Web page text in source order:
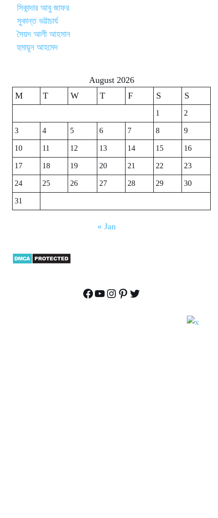
সিকান্দার আবু জাফর
সুকান্ত ভট্টাচার্য
সৈয়দ আলী আহসান
হুমায়ূন আহমেদ
August 2026
M
T W T F S S
1
2
3
4 5 6 7 8
9
10
11 12 13 14 15
16
17
18 19 20 21 22
23
24
25 26 27 28 29
30
31
« Jan